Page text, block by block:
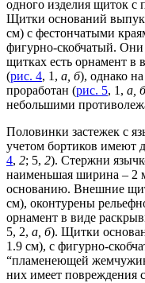
одного изделия щиток с
Щитки оснований
см) с фестончатыми
фигурно-скобчатый.
щитках есть орнамент
(рис. 4, 1, а, б), однако
проработан (рис. 5, 1, а, б
небольшими
Половинки застежек с
учетом бортиков имеют
4, 2; 5, 2). Стержни
наименьшая ширина – 2
основанию. Внешние
см), оконтурены
орнамент в виде
5, 2, а, б). Щитки
1.9 см), с фигурно-
“пламенеющей
них имеет повреждения